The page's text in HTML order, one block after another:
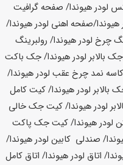
لودرهیوندا/ صفحه گرافیت
هیوندا/صفحه اهنی لودرهیوندا/
چرخ لودرهیوندا/ رولبرینگ
بالابر لودرهیوندا/ جک باکت
نمد چرخ عقب لودرهیوندا/
لودرهیوندا/ کیت کامل
لودرهیوندا/ کیت جک خالی
لودرهیوندا/ کیت جک پاکت
/ صندلی کابین لودرهیوندا/
/ اتاق لودرهیوندا/ اتاق کامل